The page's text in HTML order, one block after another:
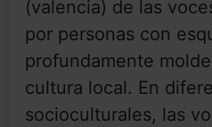
(valencia) de las
por personas con
profundamente
cultura local. En
socioculturales, las